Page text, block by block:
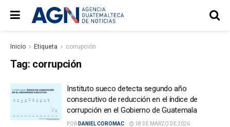
Inicio Etiqueta corrupción
Tag: corrupción
Instituto sueco detecta segundo año
consecutivo de reducción en el índice de
corrupción en el Gobierno de Guatemala
POR DANIEL COROMAC 18 DE MARZO DE 2026